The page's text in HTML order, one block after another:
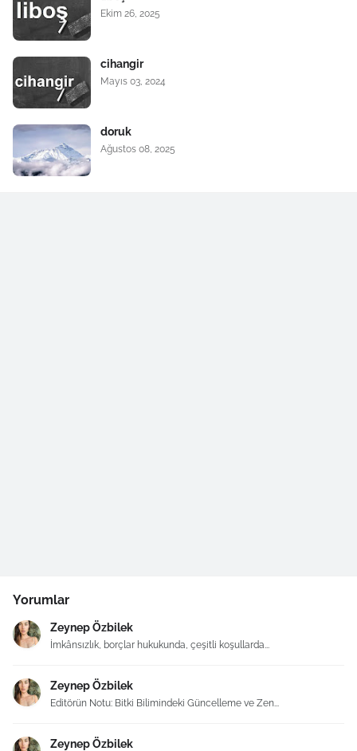
Ekim 26, 2025
cihangir
Mayıs 03, 2024
doruk
Ağustos 08, 2025
Yorumlar
Zeynep Özbilek
İmkânsızlık, borçlar hukukunda, çeşitli koşullarda...
Zeynep Özbilek
Editörün Notu: Bitki Bilimindeki Güncelleme ve Zen...
Zeynep Özbilek